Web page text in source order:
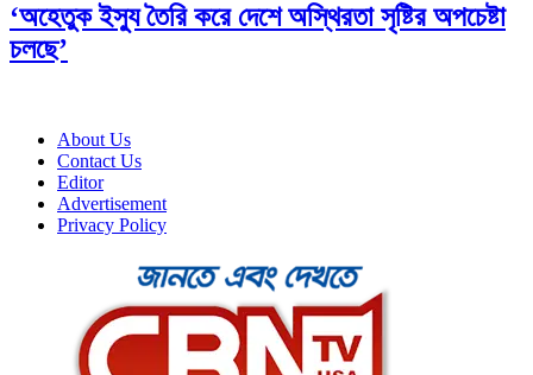
‘অহেতুক ইস্যু তৈরি করে দেশে অস্থিরতা সৃষ্টির অপচেষ্টা
চলছে’
About Us
Contact Us
Editor
Advertisement
Privacy Policy